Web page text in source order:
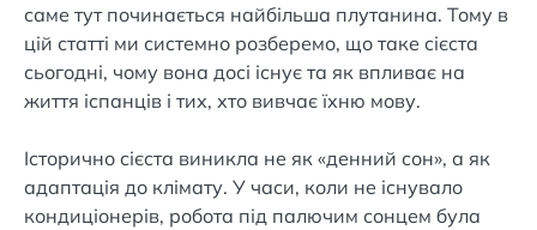
саме тут починається найбільша плутанина. Тому в
цій статті ми системно розберемо, що таке сієста
сьогодні, чому вона досі існує та як впливає на
життя іспанців і тих, хто вивчає їхню мову.
Історично сієста виникла не як «денний сон», а як
адаптація до клімату. У часи, коли не існувало
кондиціонерів, робота під палючим сонцем була